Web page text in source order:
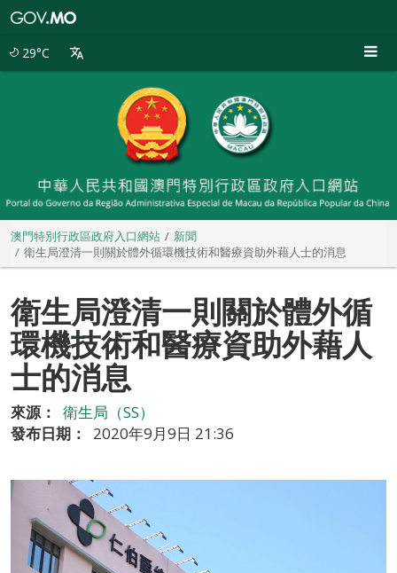
29°C
澳門特別行政區政府入口網站
新聞
衛生局澄清一則關於體外循環機技術和醫療資助外藉人士的消息
衛生局澄清一則關於體外循
環機技術和醫療資助外藉人
士的消息
來源：
衛生局（SS）
發布日期：
2020年9月9日 21:36